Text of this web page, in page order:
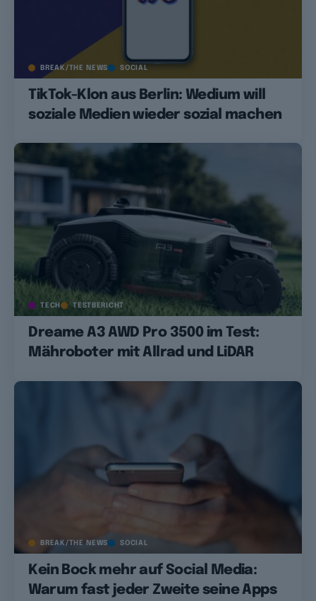
BREAK/THE NEWS SOCIAL
TikTok-Klon aus Berlin: Wedium will
soziale Medien wieder sozial machen
TECH TESTBERICHT
Dreame A3 AWD Pro 3500 im Test:
Mähroboter mit Allrad und LiDAR
BREAK/THE NEWS SOCIAL
Kein Bock mehr auf Social Media:
Warum fast jeder Zweite seine Apps